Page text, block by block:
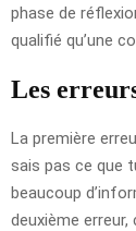
phase de
qualifié qu’une
Les
La première
sais pas ce que
beaucoup
deuxième erreur,